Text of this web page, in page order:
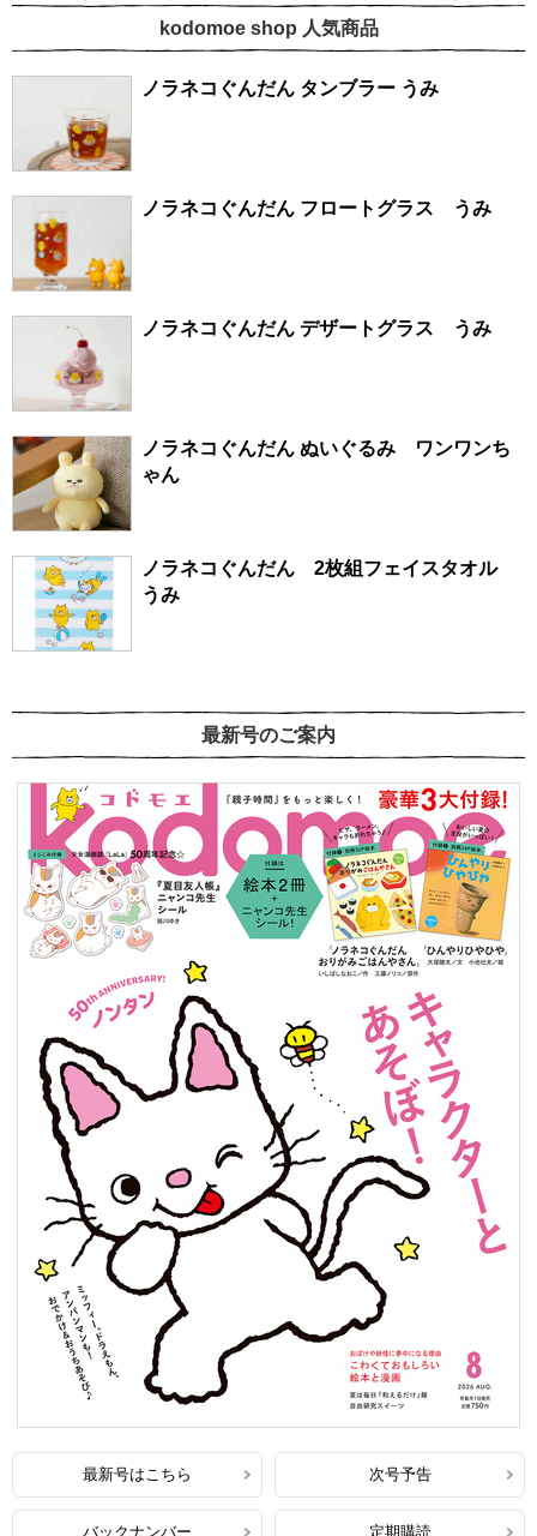
kodomoe shop 人気商品
ノラネコぐんだん タンブラー うみ
ノラネコぐんだん フロートグラス うみ
ノラネコぐんだん デザートグラス うみ
ノラネコぐんだん ぬいぐるみ ワンワンち
ゃん
ノラネコぐんだん 2枚組フェイスタオル
うみ
最新号のご案内
最新号はこちら 次号予告
バックナンバー 定期購読